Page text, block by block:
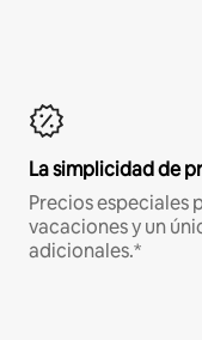
La simplicidad de
Precios especiales
vacaciones y un
adicionales.*